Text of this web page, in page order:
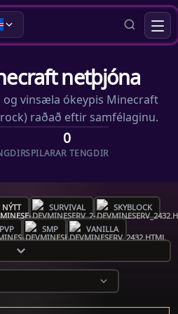
netþjóna
vinsæla ókeypis Minecraft
raðað eftir samfélaginu.
0
SPILARAR TENGDIR
NÝTT SURVIVAL SKYBLOCK
PVP SMP VANILLA